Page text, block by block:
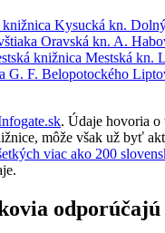
Kysucká kn.
Oravská kn. A.
knižnica Mestská kn.
G. F. Belopotockého
. Údaje hovoria
môže však už byť
viac ako 200
odporúčajú